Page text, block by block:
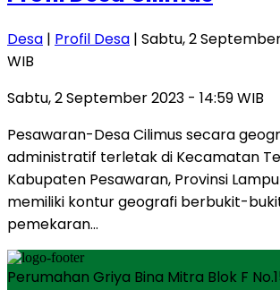
Desa | Profil Desa | Sabtu, 2
WIB
Sabtu, 2 September 2023 - 14:59 WIB
Pesawaran-Desa Cilimus secara
administratif terletak di Kecamatan
Kabupaten Pesawaran, Provinsi
memiliki kontur geografi berbukit-
pemekaran…
Perumahan Griya Bina Mitra Blok F